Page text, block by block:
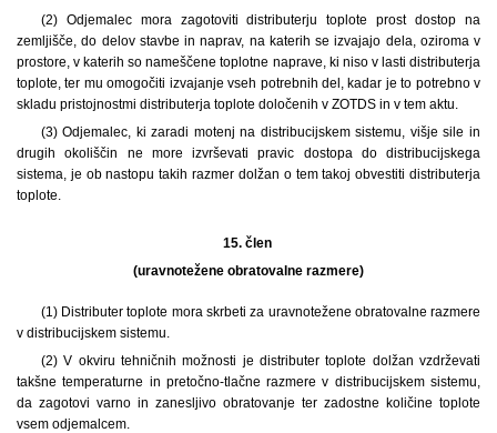
(2) Odjemalec mora zagotoviti distributerju toplote prost dostop na
zemljišče, do delov stavbe in naprav, na katerih se izvajajo dela, oziroma v
prostore, v katerih so nameščene toplotne naprave, ki niso v lasti distributerja
toplote, ter mu omogočiti izvajanje vseh potrebnih del, kadar je to potrebno v
skladu pristojnostmi distributerja toplote določenih v ZOTDS in v tem aktu.
(3) Odjemalec, ki zaradi motenj na distribucijskem sistemu, višje sile in
drugih okoliščin ne more izvrševati pravic dostopa do distribucijskega
sistema, je ob nastopu takih razmer dolžan o tem takoj obvestiti distributerja
toplote.
15. člen
(uravnotežene obratovalne razmere)
(1) Distributer toplote mora skrbeti za uravnotežene obratovalne razmere
v distribucijskem sistemu.
(2) V okviru tehničnih možnosti je distributer toplote dolžan vzdrževati
takšne temperaturne in pretočno-tlačne razmere v distribucijskem sistemu,
da zagotovi varno in zanesljivo obratovanje ter zadostne količine toplote
vsem odjemalcem.